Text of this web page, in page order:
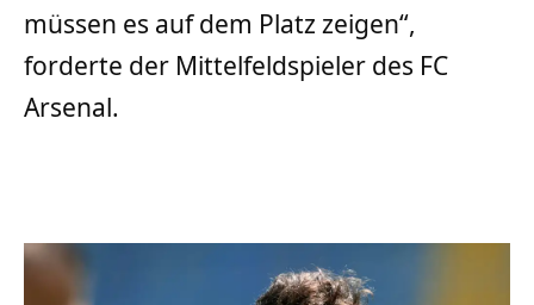
müssen es auf dem Platz zeigen“,
forderte der Mittelfeldspieler des FC
Arsenal.